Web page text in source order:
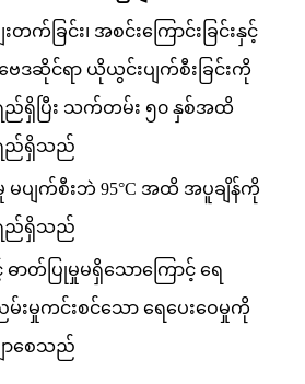
တက်ခြင်း၊ အစင်းကြောင်းခြင်းနှင့်
ေဒဆိုင်ရာ ယိုယွင်းပျက်စီးခြင်းကို
ည်ရှိပြီး သက်တမ်း ၅၀ နှစ်အထိ
ည်ရှိသည်
မပျက်စီးဘဲ 95°C အထိ အပူချိန်ကို
ည်ရှိသည်
ဓာတ်ပြုမှုမရှိသောကြောင့် ရေ
းမှုကင်းစင်သော ရေပေးဝေမှုကို
ာစေသည်